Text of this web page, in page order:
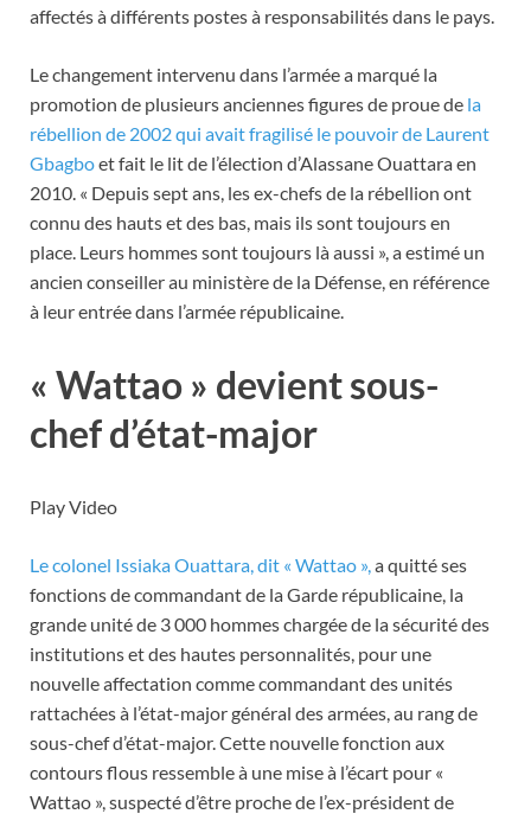
affectés à différents postes à responsabilités dans le pays.
Le changement intervenu dans l’armée a marqué la
promotion de plusieurs anciennes figures de proue de la
rébellion de 2002 qui avait fragilisé le pouvoir de Laurent
Gbagboet fait le lit de l’élection d’Alassane Ouattara en
2010. « Depuis sept ans, les ex-chefs de la rébellion ont
connu des hauts et des bas, mais ils sont toujours en
place. Leurs hommes sont toujours là aussi », a estimé un
ancien conseiller au ministère de la Défense, en référence
à leur entrée dans l’armée républicaine.
« Wattao » devient sous-
chef d’état-major
Play Video
Le colonel Issiaka Ouattara, dit « Wattao »,a quitté ses
fonctions de commandant de la Garde républicaine, la
grande unité de 3 000 hommes chargée de la sécurité des
institutions et des hautes personnalités, pour une
nouvelle affectation comme commandant des unités
rattachées à l’état-major général des armées, au rang de
sous-chef d’état-major. Cette nouvelle fonction aux
contours flous ressemble à une mise à l’écart pour «
Wattao », suspecté d’être proche de l’ex-président de